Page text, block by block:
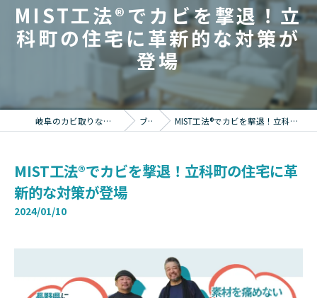
MIST工法®でカビを撃退！立
科町の住宅に革新的な対策が
登場
岐阜のカビ取りならカビバスターズ岐阜 ブログ MIST工法®でカビを撃退！立科町の住宅に革新的な対策が登場
MIST工法®でカビを撃退！立科町の住宅に革
新的な対策が登場
2024/01/10